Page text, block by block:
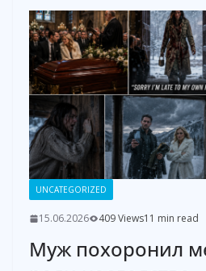
UNCATEGORIZED
15.06.2026 409 Views11 min read
Муж похоронил